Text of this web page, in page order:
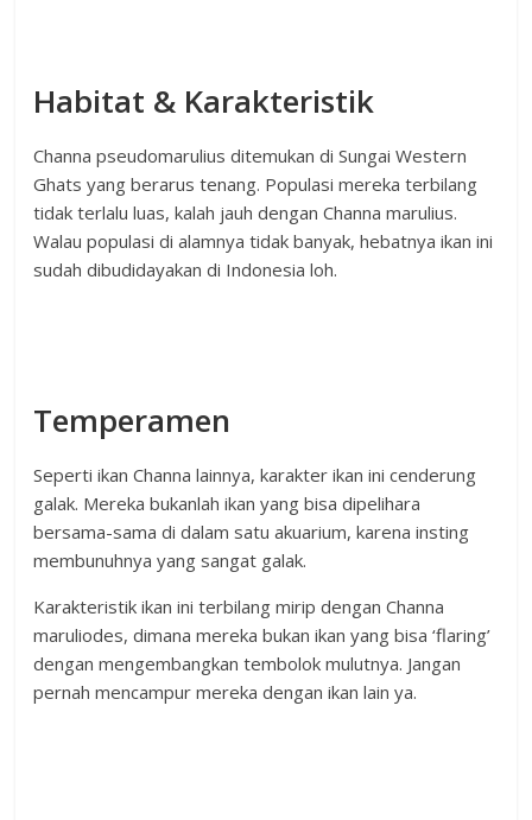
Habitat & Karakteristik
Channa pseudomarulius ditemukan di Sungai Western
Ghats yang berarus tenang. Populasi mereka terbilang
tidak terlalu luas, kalah jauh dengan Channa marulius.
Walau populasi di alamnya tidak banyak, hebatnya ikan ini
sudah dibudidayakan di Indonesia loh.
Temperamen
Seperti ikan Channa lainnya, karakter ikan ini cenderung
galak. Mereka bukanlah ikan yang bisa dipelihara
bersama-sama di dalam satu akuarium, karena insting
membunuhnya yang sangat galak.
Karakteristik ikan ini terbilang mirip dengan Channa
maruliodes, dimana mereka bukan ikan yang bisa ‘flaring’
dengan mengembangkan tembolok mulutnya. Jangan
pernah mencampur mereka dengan ikan lain ya.